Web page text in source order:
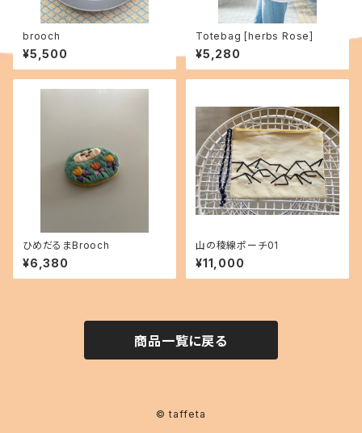
brooch
¥5,500
Totebag [herbs Rose]
¥5,280
ひめだるまBrooch
¥6,380
山の稜線ポーチ01
¥11,000
商品一覧に戻る
© taffeta